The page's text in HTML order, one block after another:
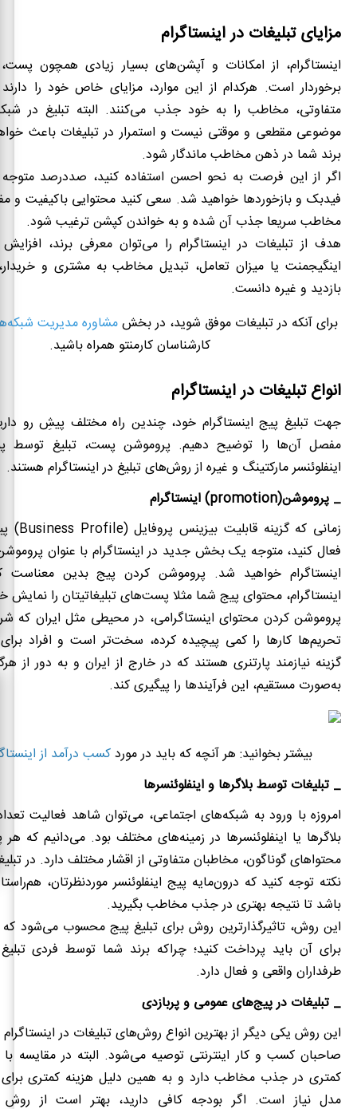
مزایای تبلیغات در اینستاگرام
اینستاگرام، از امکانات و آپشن‌های بسیار زیادی همچونپست،
برخوردار است. هرکدام از این موارد، مزایای خاص خود را
متفاوتی، مخاطب را به خود جذب می‌کنند. البته تبلیغ در
موضوعی مقطعی و موقتی نیست و استمرار در تبلیغات باعث
برند شما در ذهن مخاطب ماندگار شود.
اگر از این فرصت به نحو احسن استفاده کنید، صددرصد
فیدبک و بازخوردها خواهید شد. سعی کنید محتوایی باکیفیت و
مخاطب سریعا جذب آن شده و به خواندن کپشن ترغیب شود.
هدف از تبلیغات در اینستاگرام را می‌توان معرفی برند،
اینگیجمنت یا میزان تعامل، تبدیل مخاطب به مشتری و
بازدید و غیره دانست.
برای آنکه در تبلیغات موفق شوید، در بخشمشاوره مدیریت
کارشناسان کارمنتو همراه باشید.
انواع تبلیغات در اینستاگرام
جهت تبلیغ پیج اینستاگرام خود، چندین راه مختلف پیش‌ِ رو
مفصل آن‌ها را توضیح دهیم. پروموشن پست، تبلیغ توسط
اینفلوئنسر مارکتینگ و غیره از روش‌های تبلیغ در اینستاگرام هستند.
_ پروموشن(promotion) اینستاگرام
زمانی که گزینه قابلیت بیزینس پروفایل (Business Profile
)
فعال کنید، متوجه یک بخش جدید در اینستاگرام با عنوان
اینستاگرام خواهید شد. پروموشن کردن پیج بدین
اینستاگرام، محتوای پیج شما مثلا پست‌های تبلیغاتیتان را نمایش
پروموشن کردن محتوای اینستاگرامی، در محیطی مثل ایران که
تحریم‌ها کارها را کمی پیچیده کرده، سخت‌تر است و افرادبرای
گزینه نیازمند پارتنری هستند که در خارج از ایران و به دور از
به‌صورت مستقیم، این فرآیندها را پیگیری کند.
بیشتر بخوانید: هر آنچه که باید در موردکسب درآمد از
_ تبلیغات توسط بلاگرها و اینفلوئنسرها
امروزه با ورود به شبکه‌های اجتماعی، می‌توان شاهد فعالیت
بلاگرها یا اینفلوئنسرها در زمینه‌های مختلف بود. می‌دانیم که
محتواهای گوناگون، مخاطبان متفاوتی از اقشار مختلف دارد. در
نکته توجه کنید که درون‌مایه پیج اینفلوئنسر موردنظرتان،
باشد تا نتیجه بهتری در جذب مخاطب بگیرید.
این روش، تاثیرگذارترین روش برای تبلیغ پیج محسوب می‌شود که
برای آن باید پرداخت کنید؛ چراکه برند شما توسط فردی
طرفداران واقعی و فعال دارد.
_ تبلیغات در پیج‌های عمومی و پربازدی
این روش یکی دیگر از بهترینانواع روش‌های تبلیغات در
صاحبان کسب‌ و کار اینترنتی توصیه می‌شود. البته در مقایسه با
کمتری در جذب مخاطب دارد و به همین دلیل هزینه کمتری برای
مدل نیاز است. اگر بودجه کافی دارید، بهتر است از روش